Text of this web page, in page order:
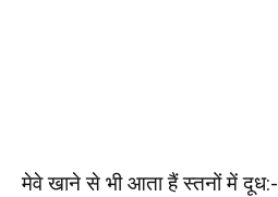
मेवे खाने से भी आता हैं स्तनों में दूध:-